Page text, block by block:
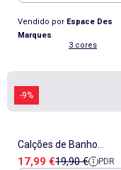
Vendido por Espace Des
Marques
3 cores
-9%
Calções de Banho
Masculinos Sun Project
Preço de venda
17,99 €Preço de
19,90 € PDR